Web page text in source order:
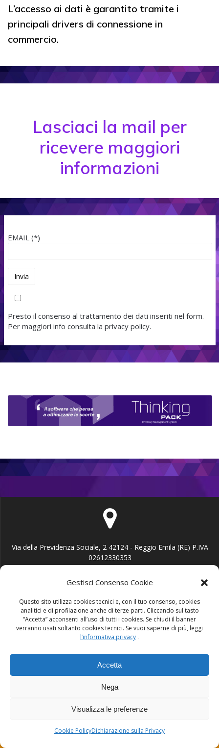
Gestisci Consenso Cookie
Questo sito utilizza cookies tecnici e, con il tuo consenso, cookies
analitici e di profilazione anche di terze parti. Cliccando sul tasto
“Accetta” acconsenti all’uso di tutti i cookies. Se chiudi il banner
verranno usati soltanto cookies tecnici. Se vuoi saperne di più, leggi
l’informativa privacy .
Accetta
Nega
Visualizza le preferenze
Cookie PolicyDichiarazione sulla Privacy
L’accesso ai dati è garantito tramite i
principali drivers di connessione in
commercio.
Lasciaci la mail per
ricevere maggiori
informazioni
EMAIL (*)
Presto il consenso al trattamento dei dati inseriti nel form.
Per maggiori info consulta la privacy policy.
Via della Previdenza Sociale, 2 42124 - Reggio Emila (RE) P.IVA
02612330353
info@thinkingpack.com
Phone: 0522 030047 Fax: 0522 030049
Mesmerize